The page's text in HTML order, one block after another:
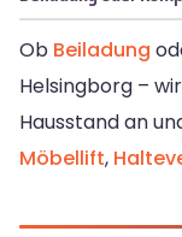
Ob Beiladung
Helsingborg –
Hausstand an
Möbellift,